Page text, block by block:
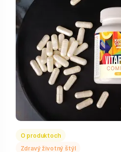
O produktoch
Zdravý životný štýl